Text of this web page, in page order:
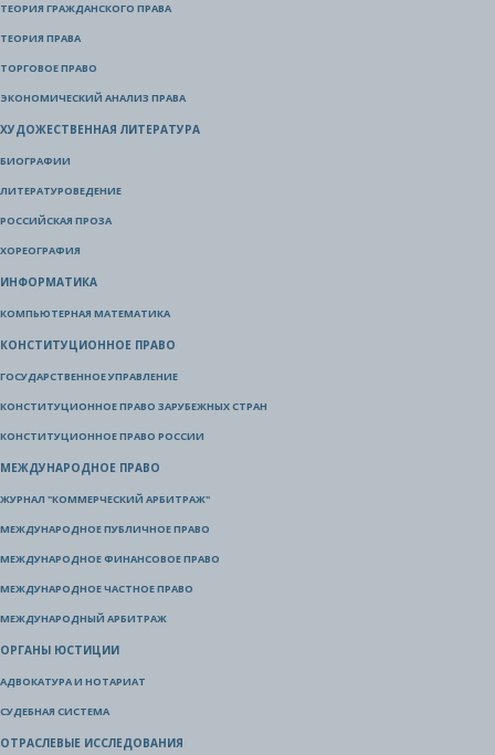
ТЕОРИЯ ГРАЖДАНСКОГО ПРАВА
ТЕОРИЯ ПРАВА
ТОРГОВОЕ ПРАВО
ЭКОНОМИЧЕСКИЙ АНАЛИЗ ПРАВА
ХУДОЖЕСТВЕННАЯ ЛИТЕРАТУРА
БИОГРАФИИ
ЛИТЕРАТУРОВЕДЕНИЕ
РОССИЙСКАЯ ПРОЗА
ХОРЕОГРАФИЯ
ИНФОРМАТИКА
КОМПЬЮТЕРНАЯ МАТЕМАТИКА
КОНСТИТУЦИОННОЕ ПРАВО
ГОСУДАРСТВЕННОЕ УПРАВЛЕНИЕ
КОНСТИТУЦИОННОЕ ПРАВО ЗАРУБЕЖНЫХ СТРАН
КОНСТИТУЦИОННОЕ ПРАВО РОССИИ
МЕЖДУНАРОДНОЕ ПРАВО
ЖУРНАЛ "КОММЕРЧЕСКИЙ АРБИТРАЖ"
МЕЖДУНАРОДНОЕ ПУБЛИЧНОЕ ПРАВО
МЕЖДУНАРОДНОЕ ФИНАНСОВОЕ ПРАВО
МЕЖДУНАРОДНОЕ ЧАСТНОЕ ПРАВО
МЕЖДУНАРОДНЫЙ АРБИТРАЖ
ОРГАНЫ ЮСТИЦИИ
АДВОКАТУРА И НОТАРИАТ
СУДЕБНАЯ СИСТЕМА
ОТРАСЛЕВЫЕ ИССЛЕДОВАНИЯ